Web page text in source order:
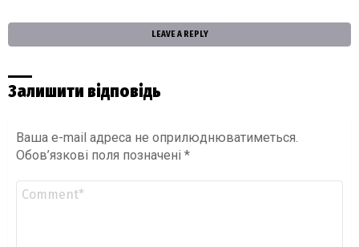
LEAVE A REPLY
Залишити відповідь
Ваша e-mail адреса не оприлюднюватиметься.
Обов’язкові поля позначені *